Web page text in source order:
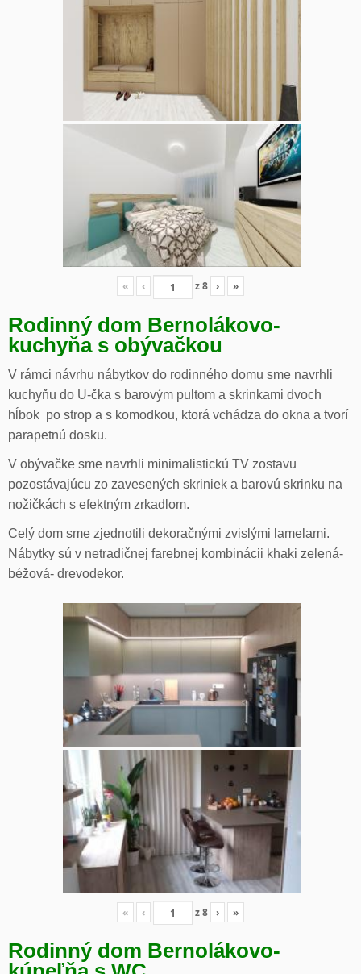
« ‹ z8 › »
Rodinný dom Bernolákovo-
kuchyňa s obývačkou
V rámci návrhu nábytkov do rodinného domu sme navrhli
kuchyňu do U-čka s barovým pultom a skrinkami dvoch
hĺbok po strop a s komodkou, ktorá vchádza do okna a tvorí
parapetnú dosku.
V obývačke sme navrhli minimalistickú TV zostavu
pozostávajúcu zo zavesených skriniek a barovú skrinku na
nožičkách s efektným zrkadlom.
Celý dom sme zjednotili dekoračnými zvislými lamelami.
Nábytky sú v netradičnej farebnej kombinácii khaki zelená-
béžová- drevodekor.
« ‹ z8 › »
Rodinný dom Bernolákovo-